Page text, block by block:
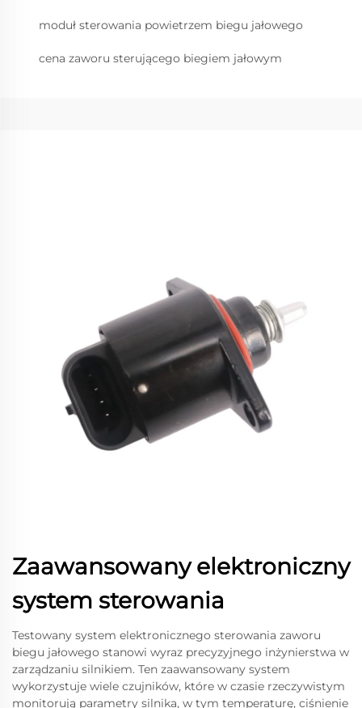
moduł sterowania powietrzem biegu jałowego
cena zaworu sterującego biegiem jałowym
Zaawansowany elektroniczny
system sterowania
Testowany system elektronicznego sterowania zaworu
biegu jałowego stanowi wyraz precyzyjnego inżynierstwa w
zarządzaniu silnikiem. Ten zaawansowany system
wykorzystuje wiele czujników, które w czasie rzeczywistym
monitorują parametry silnika, w tym temperaturę, ciśnienie